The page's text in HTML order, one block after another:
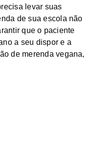
levar suas
de sua escola não
que o paciente
a seu dispor e a
de merenda vegana,